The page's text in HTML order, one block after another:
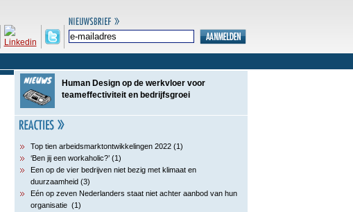
Human Design op de werkvloer voor
teameffectiviteit en bedrijfsgroei
Top tien arbeidsmarktontwikkelingen 2022 (1)
‘Ben jij een workaholic?’ (1)
Een op de vier bedrijven niet bezig met klimaat en
duurzaamheid (3)
Eén op zeven Nederlanders staat niet achter aanbod van hun
organisatie (1)